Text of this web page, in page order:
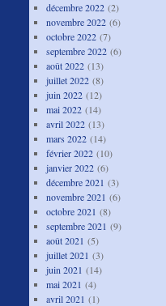
décembre 2022(2)
novembre 2022(6)
octobre 2022(7)
septembre 2022(6)
août 2022(13)
juillet 2022(8)
juin 2022(12)
mai 2022(14)
avril 2022(13)
mars 2022(14)
février 2022(10)
janvier 2022(6)
décembre 2021 (3)
novembre 2021 (6)
octobre 2021 (8)
septembre 2021 (9)
août 2021 (5)
juillet 2021 (3)
juin 2021 (14)
mai 2021 (4)
avril 2021 (1)